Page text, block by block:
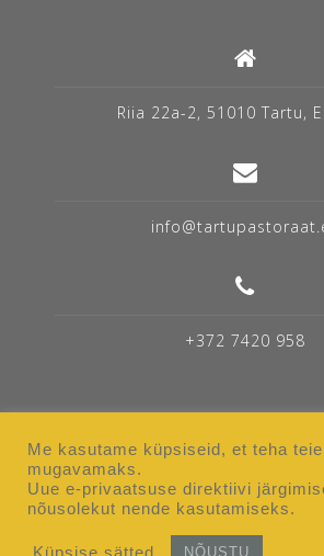
Riia 22a-2, 51010 Tartu,
+372 7420 958
Elu Pastoraadis
Tartu Teoloogia Akadeemia
Me kasutame küpsiseid, et teha
mugavamaks.
Uue e-privaatsuse direktiivi
nõusolekut nende kasutamiseks.
Küpsise sätted NÕUSTU